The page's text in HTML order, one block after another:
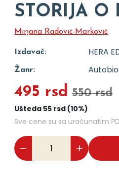
STORIJA O
Mirjana Radović-Marković
Izdavač: HERA
Žanr:
495 rsd 550 rsd
Ušteda 55 rsd (10%)
Sve cene su sa uračunatim